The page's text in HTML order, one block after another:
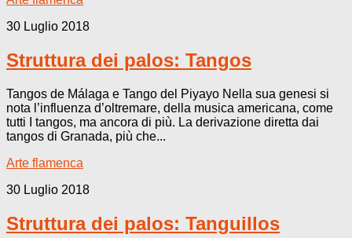
30 Luglio 2018
Struttura dei palos: Tangos
Tangos de Málaga e Tango del Piyayo Nella sua genesi si
nota l’influenza d’oltremare, della musica americana, come
tutti I tangos, ma ancora di più. La derivazione diretta dai
tangos di Granada, più che...
Arte flamenca
30 Luglio 2018
Struttura dei palos: Tanguillos